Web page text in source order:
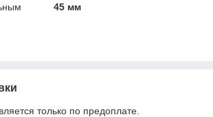
45 мм
только по предоплате.